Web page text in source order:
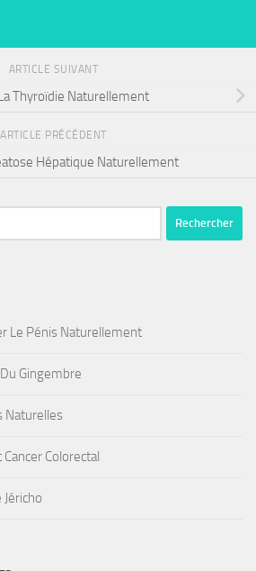
ARTICLE SUIVANT
Thyroïdie Naturellement
ARTICLE PRÉCÉDENT
Hépatique Naturellement
Le Pénis Naturellement
Gingembre
Naturelles
Colorectal